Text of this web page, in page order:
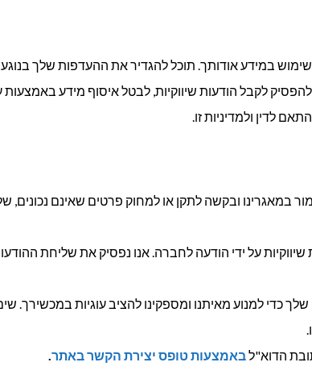
במידע אודותך. תוכל להגדיר את ההעדפות שלך
לקבל הודעות שיווקיות, לבטל איסוף מידע באמצעות
לדין ולמדיניות זו.
במאגרינו ובקשה לתקן או למחוק פרטים שאינם נכונים,
על ידי הודעה לחברה. אנו נפסיק את שליחת
כדי למנוע מאיתנו ומספקינו להציב עוגיות במכשירך.
הדוא"לבאמצעות טופס יצירת הקשר באתר.